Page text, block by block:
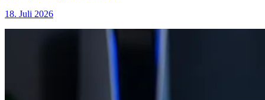
18. Juli 2026